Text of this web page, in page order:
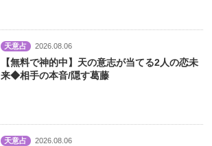
天意占 2026.08.06
【無料で神的中】天の意志が当てる2人の恋未
来◆相手の本音/隠す葛藤
天意占 2026.08.06